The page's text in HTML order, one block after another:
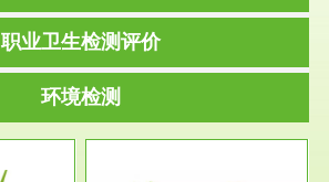
职业卫生检测评价
环境检测